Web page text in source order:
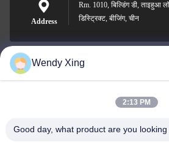
Address
Rm. 1010, बिल्डिंग डी, ताइहुआ
डिस्ट्रिक्ट, बीजिंग, चीन
jesingd@vip.sina.com
Wendy Xing
2:13 PM
Good day, what product are you